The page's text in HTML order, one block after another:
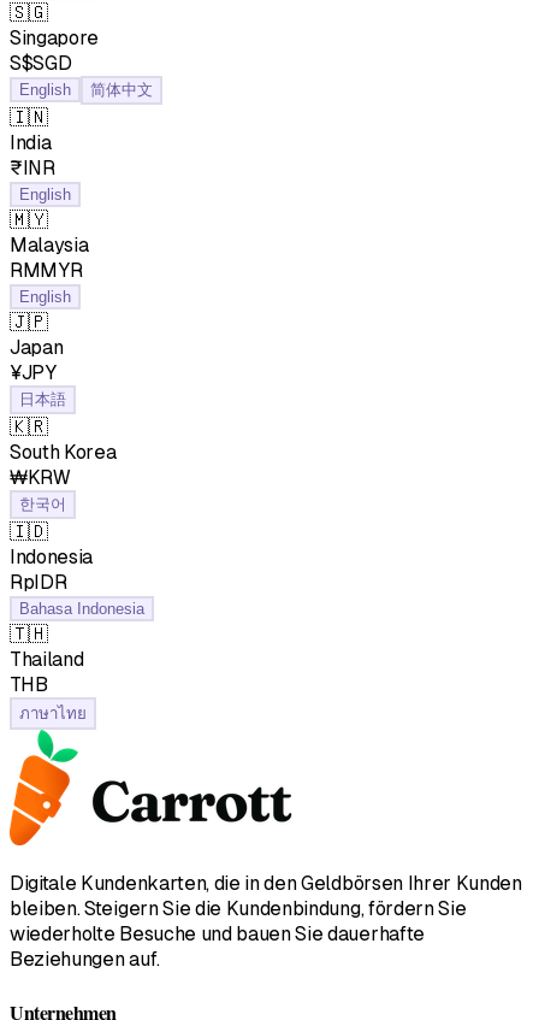
🇸🇬
Singapore
S$SGD
English 简体中文
🇮🇳
India
₹INR
English
🇲🇾
Malaysia
RMMYR
English
🇯🇵
Japan
¥JPY
日本語
🇰🇷
South Korea
₩KRW
한국어
🇮🇩
Indonesia
RpIDR
Bahasa Indonesia
🇹🇭
Thailand
฿THB
ภาษาไทย
Digitale Kundenkarten, die in den Geldbörsen Ihrer Kunden
bleiben. Steigern Sie die Kundenbindung, fördern Sie
wiederholte Besuche und bauen Sie dauerhafte
Beziehungen auf.
Unternehmen